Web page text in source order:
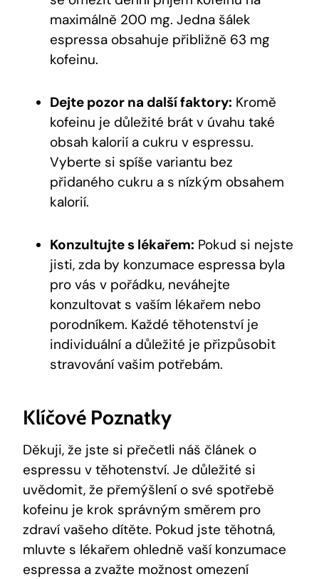
maximálně 200 mg. Jedna šálek
espressa obsahuje přibližně 63 mg
kofeinu.
Dejte pozor na další faktory: Kromě
kofeinu je důležité brát v úvahu také
obsah kalorií a cukru v espressu.
Vyberte si spíše variantu bez
přidaného cukru a s nízkým obsahem
kalorií.
Konzultujte s lékařem: Pokud si nejste
jisti, zda by konzumace espressa byla
pro vás v pořádku, neváhejte
konzultovat s vaším lékařem nebo
porodníkem. Každé těhotenství je
individuální a důležité je přizpůsobit
stravování vašim potřebám.
Klíčové Poznatky
Děkuji, že jste si přečetli náš článek o
espressu v těhotenství. Je důležité si
uvědomit, že přemýšlení o své spotřebě
kofeinu je krok správným směrem pro
zdraví vašeho dítěte. Pokud jste těhotná,
mluvte s lékařem ohledně vaší konzumace
espressa a zvažte možnost omezení